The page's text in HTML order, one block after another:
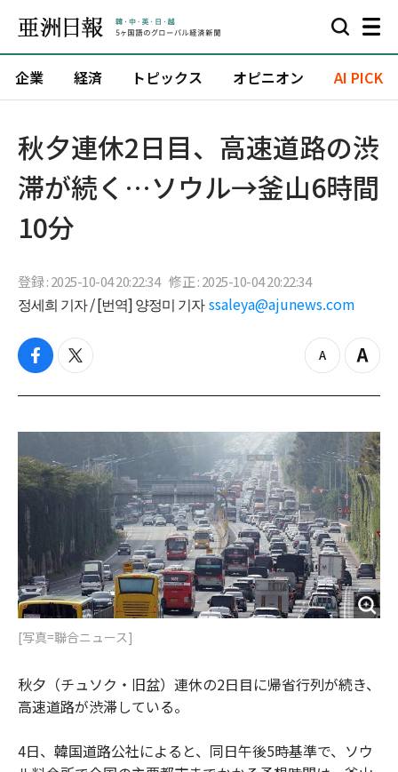
企業 経済 トピックス オピニオン AI PICK
秋夕連休2日目、高速道路の渋
滞が続く…ソウル→釜山6時間
10分
登録 : 2025-10-04 20:22:34 修正 : 2025-10-04 20:22:34
정세희 기자 / [번역] 양정미 기자 ssaleya@ajunews.com
f
c
b
o
k
t
i
t
r
z
o
o
u
t
Z
o
i
n
[写真=聯合ニュース]
秋夕（チュソク・旧盆）連休の2日目に帰省行列が続き、
高速道路が渋滞している。
4日、韓国道路公社によると、同日午後5時基準で、ソウ